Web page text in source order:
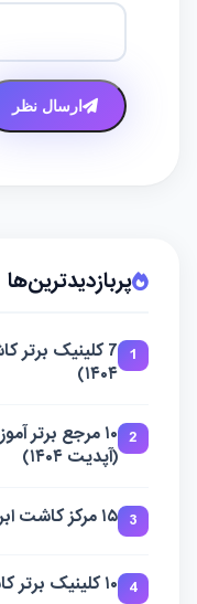
ارسال نظر
پربازدیدترین‌ها
1
7 کلینیک برتر
۱۴۰۴)
2
۱۰ مرجع برتر
(آپدیت ۱۴۰۴)
3 ۱۵ مرکز کاشت ابرو در اصفهان (آپدیت ۱۴۰۴)
4 ۱۰ کلینیک برتر کاشت ابرو در رشت (آپدیت ۱۴۰۴)